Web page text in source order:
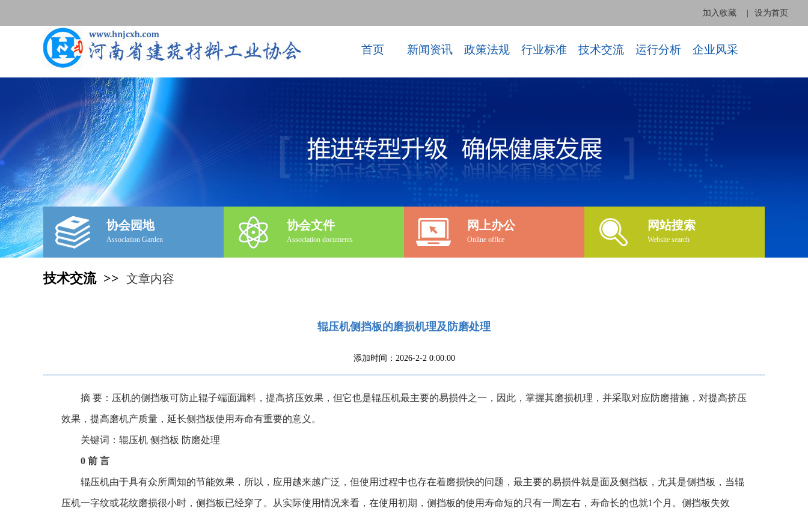
加入收藏 设为首页
首页 新闻资讯 政策法规 行业标准 技术交流 运行分析 企业风采
协会园地
Association Garden
协会文件
Association documents
网上办公
Online office
网站搜索
Website search
技术交流 >> 文章内容
辊压机侧挡板的磨损机理及防磨处理
添加时间：2026-2-2 0:00:00
摘 要：压机的侧挡板可防止辊子端面漏料，提高挤压效果，但它也是辊压机最主要的易损件之一，因此，掌握其磨损机理，并采取对应防磨措施，对提高挤压
效果，提高磨机产质量，延长侧挡板使用寿命有重要的意义。
关键词：辊压机 侧挡板 防磨处理
0 前 言
辊压机由于具有众所周知的节能效果，所以，应用越来越广泛，但使用过程中也存在着磨损快的问题，最主要的易损件就是面及侧挡板，尤其是侧挡板，当辊
压机一字纹或花纹磨损很小时，侧挡板已经穿了。从实际使用情况来看，在使用初期，侧挡板的使用寿命短的只有一周左右，寿命长的也就1个月。侧挡板失效